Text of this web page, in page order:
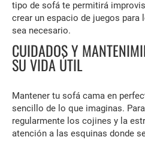
tipo de sofá te permitirá
crear un espacio de juegos para
sea necesario.
CUIDADOS Y
SU VIDA ÚTIL
Mantener tu sofá cama en
sencillo de lo que imaginas.
regularmente los cojines y la
atención a las esquinas donde